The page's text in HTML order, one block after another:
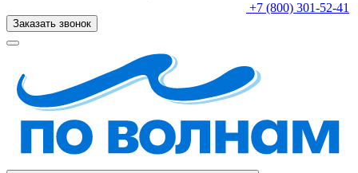
+7 (800) 301-52-41
Заказать звонок